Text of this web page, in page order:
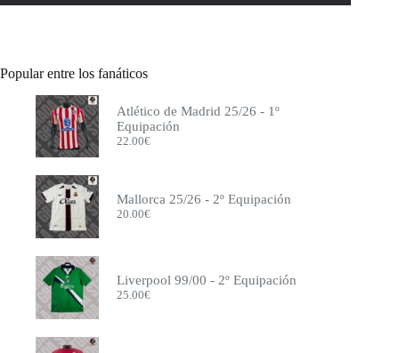
Popular entre los fanáticos
Atlético de Madrid 25/26 - 1º
Equipación
22.00€
Mallorca 25/26 - 2º Equipación
20.00€
Liverpool 99/00 - 2º Equipación
25.00€